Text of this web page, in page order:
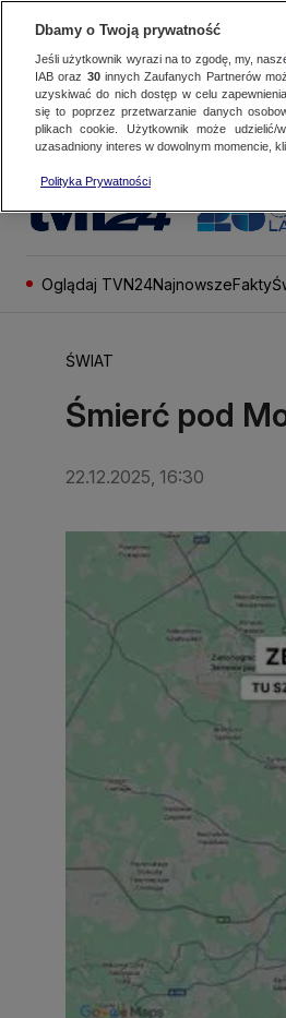
Oglądaj TVN24NajnowszeFakty
ŚWIAT
Śmierć pod
22.12.2025, 16:30
Dbamy o Twoją prywatność
Jeśli użytkownik wyrazi na to zgodę, my,
IAB oraz 30innych Zaufanych Partnerów
uzyskiwać do nich dostęp w celu
się to poprzez przetwarzanie danych
plikach cookie. Użytkownik może
uzasadniony interes w dowolnym momencie,
Polityka Prywatności